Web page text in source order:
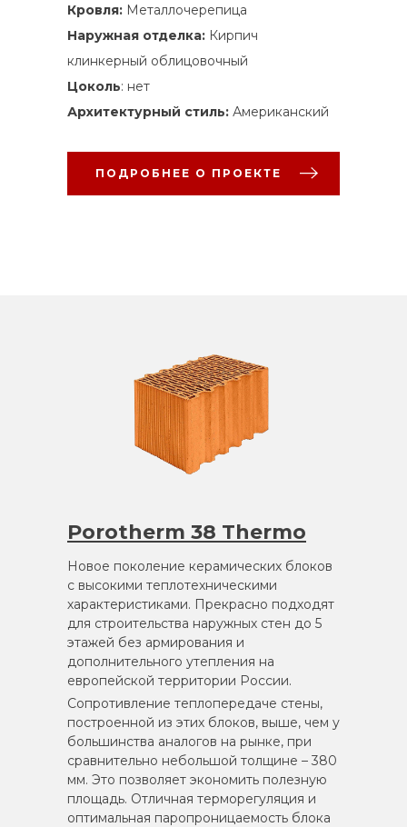
Кровля: Металлочерепица
Наружная отделка: Кирпич
клинкерный облицовочный
Цоколь: нет
Архитектурный стиль: Американский
ПОДРОБНЕЕ О ПРОЕКТЕ
Новое поколение керамических блоков
с высокими теплотехническими
характеристиками. Прекрасно подходят
для строительства наружных стен до 5
этажей без армирования и
дополнительного утепления на
европейской территории России.
Сопротивление теплопередаче стены,
построенной из этих блоков, выше, чем у
большинства аналогов на рынке, при
сравнительно небольшой толщине – 380
мм. Это позволяет экономить полезную
площадь. Отличная терморегуляция и
оптимальная паропроницаемость блока
Porotherm 38 Thermo